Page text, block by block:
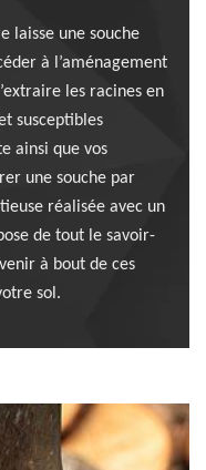
laisse une souche
à l’aménagement
les racines en
susceptibles
ainsi que vos
une souche par
réalisée avec un
de tout le savoir-
à bout de ces
sol.